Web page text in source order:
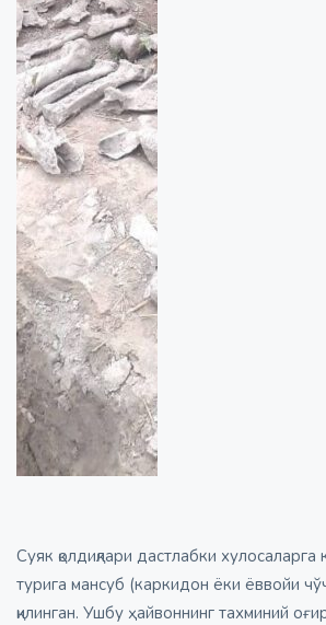
Суяк қолдиқлари дастлабки
турига мансуб (каркидон ёки ёввойи
қилинган. Ушбу ҳайвоннинг тахминий